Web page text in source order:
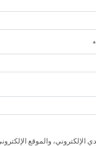
*
الإلكتروني، والموقع